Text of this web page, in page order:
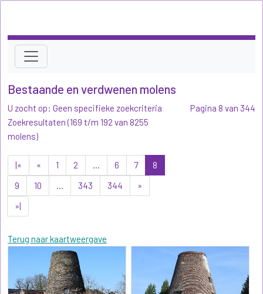
Bestaande en verdwenen molens
U zocht op: Geen specifieke zoekcriteria
Zoekresultaten (169 t/m 192 van 8255
molens)
|« « 1 2 ... 6 7
8
9
10 ... 343 344
»
»|
Terug naar kaartweergave
Pagina 8 van 344